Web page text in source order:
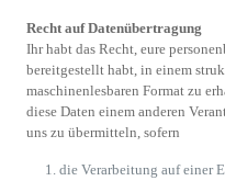
Recht auf Datenübertragung
Ihr habt das Recht, eure
bereitgestellt habt, in einem
maschinenlesbaren Format zu
diese Daten einem anderen
uns zu übermitteln, sofern
die Verarbeitung auf einer